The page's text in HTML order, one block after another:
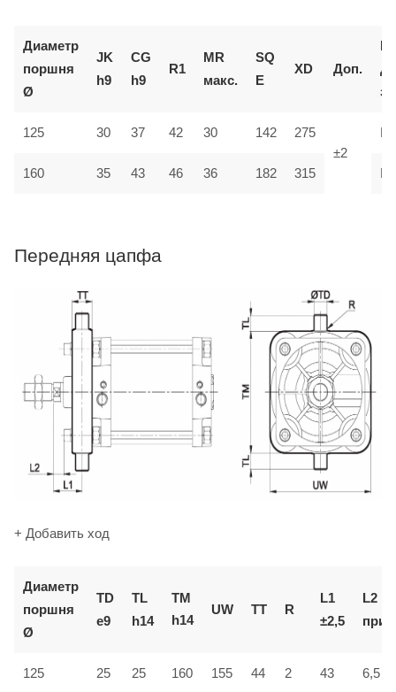
Диаметр
поршня
Ø
JK
h9
CG
h9
R1
MR
макс.
SQ
E
XD Доп.
125 30 37 42 30 142
275
±2
160 35 43 46 36 182 315
Передняя цапфа
+ Добавить ход
Диаметр
поршня
Ø
TD
e9
TL
h14
TM
h14
UW TT R
L1
±2,5
L2
125 25 25 160 155 44 2 43 6,5